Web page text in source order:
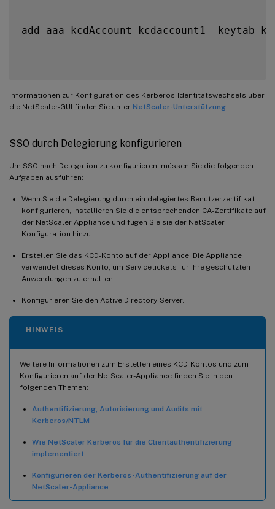
add aaa kcdAccount kcdaccount1 - keytab
Informationen zur Konfiguration des Kerberos-Identitätswechsels über
die NetScaler-GUI finden Sie unter NetScaler-Unterstützung.
SSO durch Delegierung konfigurieren
Um SSO nach Delegation zu konfigurieren, müssen Sie die folgenden
Aufgaben ausführen:
Wenn Sie die Delegierung durch ein delegiertes Benutzerzertifikat
konfigurieren, installieren Sie die entsprechenden CA-Zertifikate auf
der NetScaler-Appliance und fügen Sie sie der NetScaler-
Konfiguration hinzu.
Erstellen Sie das KCD-Konto auf der Appliance. Die Appliance
verwendet dieses Konto, um Servicetickets für Ihre geschützten
Anwendungen zu erhalten.
Konfigurieren Sie den Active Directory-Server.
HINWEIS
Weitere Informationen zum Erstellen eines KCD-Kontos und zum
Konfigurieren auf der NetScaler-Appliance finden Sie in den
folgenden Themen:
Authentifizierung, Autorisierung und Audits mit
Kerberos/NTLM
Wie NetScaler Kerberos für die Clientauthentifizierung
implementiert
Konfigurieren der Kerberos-Authentifizierung auf der
NetScaler-Appliance